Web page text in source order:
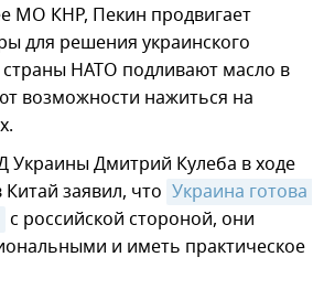
МО КНР, Пекин продвигает
для решения украинского
страны НАТО подливают масло в
возможности нажиться на
Украины Дмитрий Кулеба в ходе
заявил, что Украина готова
с российской стороной, они
и иметь практическое